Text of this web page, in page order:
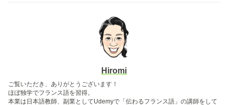
Hiromi
ご覧いただき、ありがとうございます！
ほぼ独学でフランス語を習得。
本業は日本語教師、副業としてUdemyで「伝わるフランス語」の講師をして